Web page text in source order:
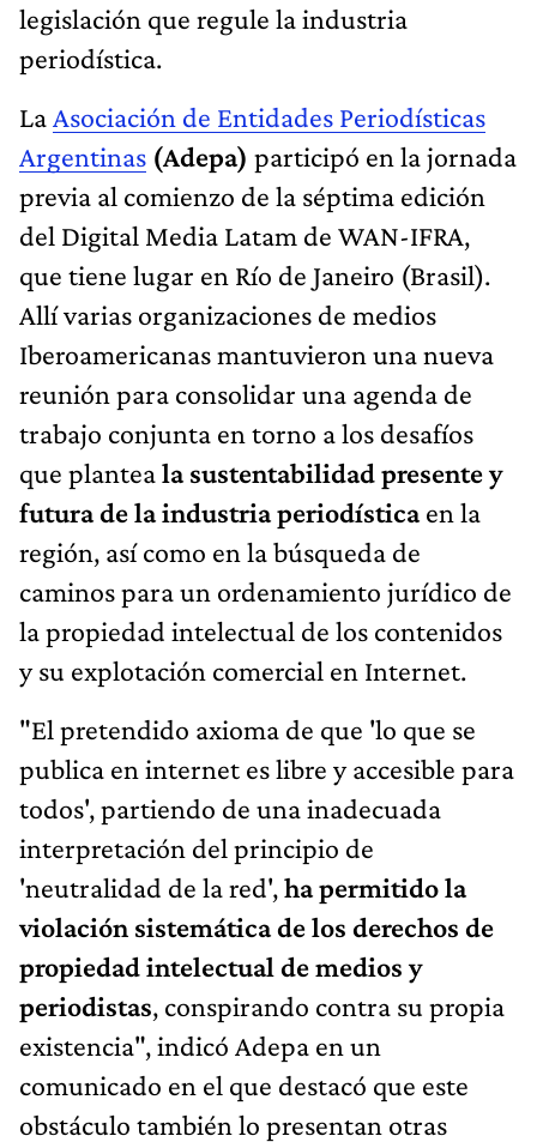
legislación que regule la industria
periodística.
La Asociación de Entidades Periodísticas
Argentinas (Adepa) participó en la jornada
previa al comienzo de la séptima edición
del Digital Media Latam de WAN-IFRA,
que tiene lugar en Río de Janeiro (Brasil).
Allí varias organizaciones de medios
Iberoamericanas mantuvieron una nueva
reunión para consolidar una agenda de
trabajo conjunta en torno a los desafíos
que planteala sustentabilidad presente y
futura de la industria periodísticaen la
región, así como en la búsqueda de
caminos para un ordenamiento jurídico de
la propiedad intelectual de los contenidos
y su explotación comercial en Internet.
"El pretendido axioma de que 'lo que se
publica en internet es libre y accesible para
todos', partiendo de una inadecuada
interpretación del principio de
'neutralidad de la red',ha permitido la
violación sistemática de los derechos de
propiedad intelectual de medios y
periodistas, conspirando contra su propia
existencia", indicó Adepa en un
comunicado en el que destacó que este
obstáculo también lo presentan otras